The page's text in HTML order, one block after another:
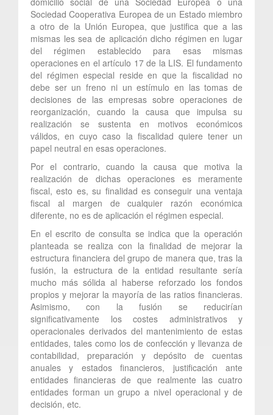
Sociedad Cooperativa Europea de un Estado miembro
a otro de la Unión Europea, que justifica que a las
mismas les sea de aplicación dicho régimen en lugar
del régimen establecido para esas mismas
operaciones en el artículo 17 de la LIS. El fundamento
del régimen especial reside en que la fiscalidad no
debe ser un freno ni un estímulo en las tomas de
decisiones de las empresas sobre operaciones de
reorganización, cuando la causa que impulsa su
realización se sustenta en motivos económicos
válidos, en cuyo caso la fiscalidad quiere tener un
papel neutral en esas operaciones.
Por el contrario, cuando la causa que motiva la
realización de dichas operaciones es meramente
fiscal, esto es, su finalidad es conseguir una ventaja
fiscal al margen de cualquier razón económica
diferente, no es de aplicación el régimen especial.
En el escrito de consulta se indica que la operación
planteada se realiza con la finalidad de mejorar la
estructura financiera del grupo de manera que, tras la
fusión, la estructura de la entidad resultante sería
mucho más sólida al haberse reforzado los fondos
propios y mejorar la mayoría de las ratios financieras.
Asimismo, con la fusión se reducirían
significativamente los costes administrativos y
operacionales derivados del mantenimiento de estas
entidades, tales como los de confección y llevanza de
contabilidad, preparación y depósito de cuentas
anuales y estados financieros, justificación ante
entidades financieras de que realmente las cuatro
entidades forman un grupo a nivel operacional y de
decisión, etc.